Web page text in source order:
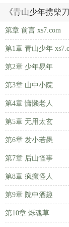
《青山少年携柴
第章 前言 xs7.com
第1章 青山少年
第2章 少年易年
第3章 山中小院
第4章 慵懒老人
第5章 无用太玄
第6章 发小若愚
第7章 后山怪事
第8章 疯癫怪人
第9章 院中酒趣
第10章 烁魂草